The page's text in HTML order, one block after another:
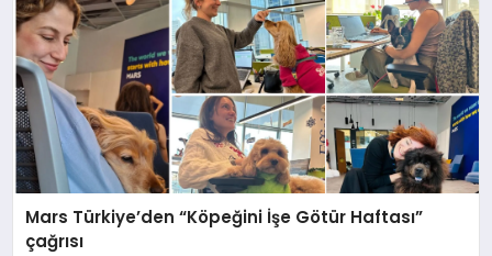
Mars Türkiye’den “Köpeğini İşe Götür Haftası”
çağrısı